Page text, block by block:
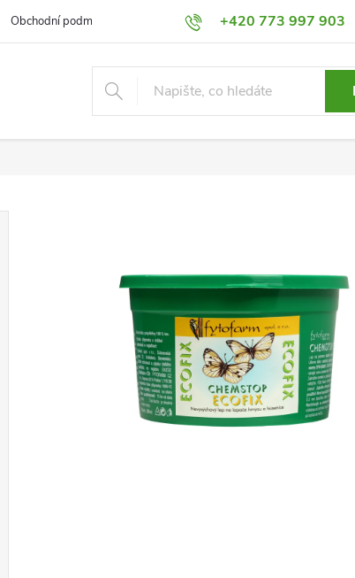
+420 773 997 903
Obchodní podmínky Výměna a Vrácení Podmínky